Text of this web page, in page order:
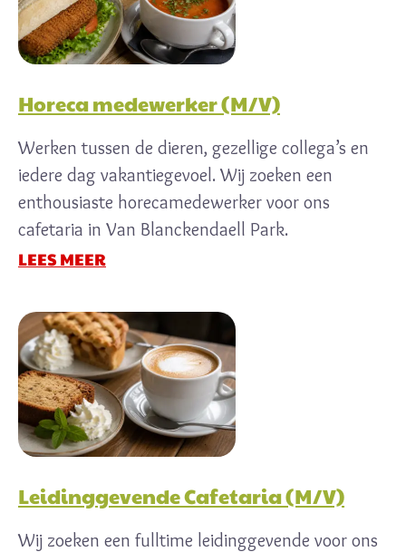
Horeca medewerker (M/V)
Werken tussen de dieren, gezellige collega’s en
iedere dag vakantiegevoel. Wij zoeken een
enthousiaste horecamedewerker voor ons
cafetaria in Van Blanckendaell Park.
LEES MEER
Leidinggevende Cafetaria (M/V)
Wij zoeken een fulltime leidinggevende voor ons